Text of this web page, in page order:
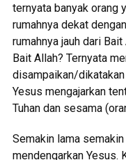
ternyata banyak orang
rumahnya dekat
rumahnya jauh dari
Bait Allah? Ternyata
disampaikan/
Yesus mengajarkan
Tuhan dan sesama
Semakin lama
mendengarkan Yesus.